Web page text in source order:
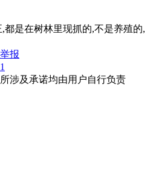
都是在树林里现抓的,不是养殖的,
报
涉及承诺均由用户自行负责